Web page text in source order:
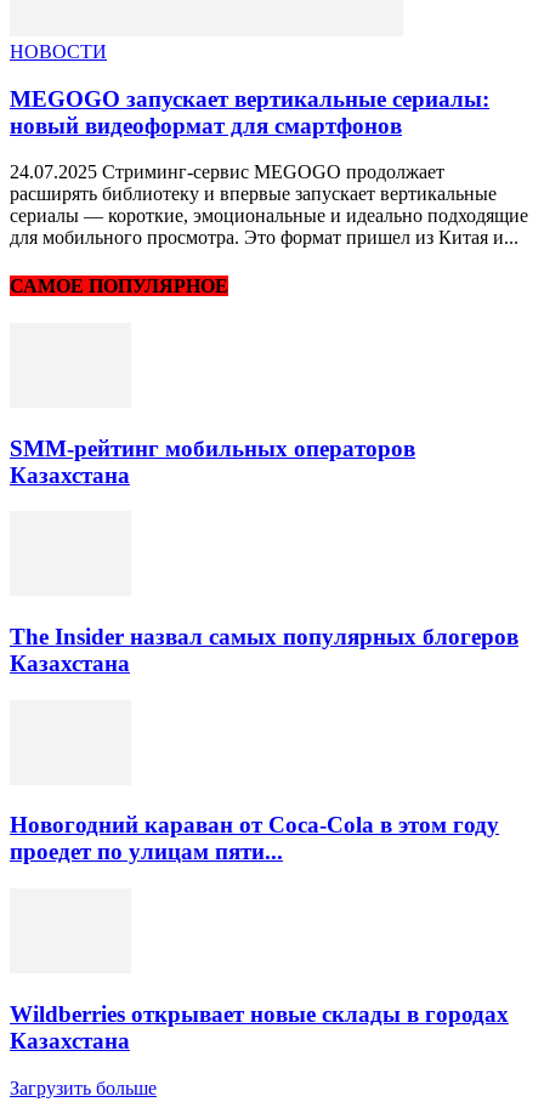
НОВОСТИ
MEGOGO запускает вертикальные сериалы:
новый видеоформат для смартфонов
24.07.2025 Стриминг-сервис MEGOGO продолжает
расширять библиотеку и впервые запускает вертикальные
сериалы — короткие, эмоциональные и идеально подходящие
для мобильного просмотра. Это формат пришел из Китая и...
САМОЕ ПОПУЛЯРНОЕ
SMM-рейтинг мобильных операторов
Казахстана
The Insider назвал самых популярных блогеров
Казахстана
Новогодний караван от Coca-Cola в этом году
проедет по улицам пяти...
Wildberries открывает новые склады в городах
Казахстана
Загрузить больше